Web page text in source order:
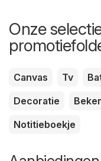
Onze
Canvas Tv
Decoratie
Beker
Notitieboekje